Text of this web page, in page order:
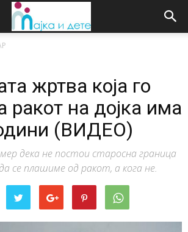
жртва која го
ракот на дојка има
(ВИДЕО)
дека не постои старосна граница
се плашиме од ракот, а кога не.